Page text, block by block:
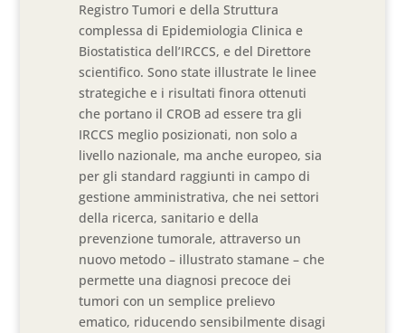
Registro Tumori e della Struttura
complessa di Epidemiologia Clinica e
Biostatistica dell’IRCCS, e del Direttore
scientifico. Sono state illustrate le linee
strategiche e i risultati finora ottenuti
che portano il CROB ad essere tra gli
IRCCS meglio posizionati, non solo a
livello nazionale, ma anche europeo, sia
per gli standard raggiunti in campo di
gestione amministrativa, che nei settori
della ricerca, sanitario e della
prevenzione tumorale, attraverso un
nuovo metodo – illustrato stamane – che
permette una diagnosi precoce dei
tumori con un semplice prelievo
ematico, riducendo sensibilmente disagi